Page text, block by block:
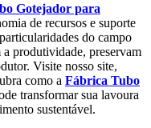
Gotejador para
de recursos e suporte
do campo
a produtividade, preservam
Visite nosso site,
como a Fábrica Tubo
transformar sua lavoura
sustentável.